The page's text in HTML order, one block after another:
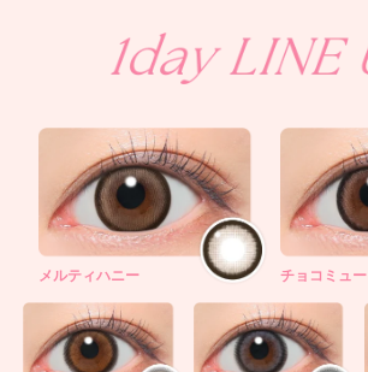
メルティハニー チョコミュー